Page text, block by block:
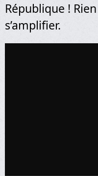
République !
s’amplifier.